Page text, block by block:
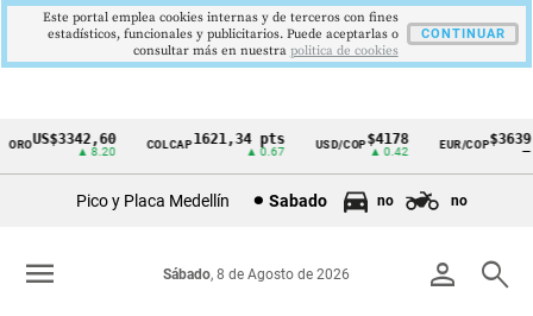
Cintillo
Colombia
US$3342,60
▲ 8.20
COLCAP 1621,34 pts
▲ 0.67
USD/COP$4178
▲ 0.42
EUR/COP$3639
Pico y Placa Medellín Sabado no no
person search
Sábado, 8 de Agosto de 2026
menu
Este portal emplea cookies internas y de terceros con fines
estadísticos, funcionales y publicitarios. Puede aceptarlas o
consultar más en nuestra politica de cookies
CONTINUAR